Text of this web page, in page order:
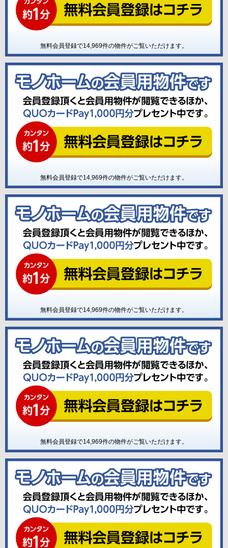
無料会員登録で14,969件の物件がご覧いただけます。
無料会員登録で14,969件の物件がご覧いただけます。
無料会員登録で14,969件の物件がご覧いただけます。
無料会員登録で14,969件の物件がご覧いただけます。